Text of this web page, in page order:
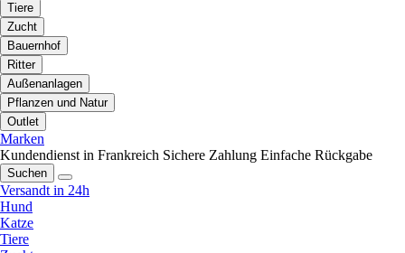
Tiere
Zucht
Bauernhof
Ritter
Außenanlagen
Pflanzen und Natur
Outlet
Marken
Kundendienst in Frankreich Sichere Zahlung Einfache Rückgabe
Suchen
Versandt in 24h
Hund
Katze
Tiere